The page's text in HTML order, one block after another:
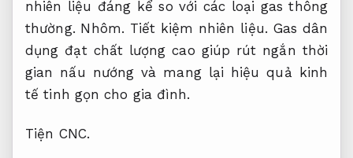
nhiên liệu đáng kể so với các loại gas thông
thường. Nhôm. Tiết kiệm nhiên liệu. Gas dân
dụng đạt chất lượng cao giúp rút ngắn thời
gian nấu nướng và mang lại hiệu quả kinh
tế tinh gọn cho gia đình.
Tiện CNC.